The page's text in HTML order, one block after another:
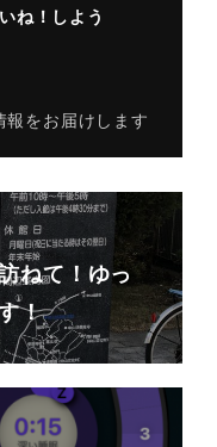
ね！しよう
報をお届けします
ねて！ゆっ
！